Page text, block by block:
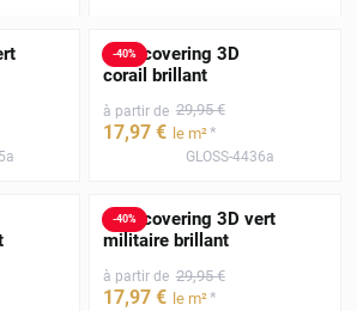
-40%
Film covering 3D
corail brillant
à partir de 29,95 €
17,97 € le m²*
GLOSS-4436a
-40%
Film covering 3D vert
militaire brillant
à partir de 29,95 €
17,97 € le m²*